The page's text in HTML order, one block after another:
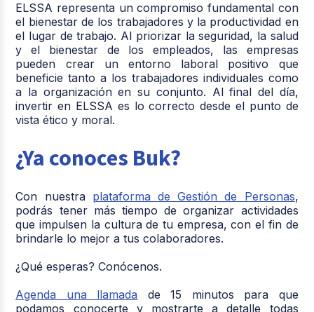
ELSSA representa un compromiso fundamental con
el bienestar de los trabajadores y la productividad en
el lugar de trabajo. Al priorizar la seguridad, la salud
y el bienestar de los empleados, las empresas
pueden crear un entorno laboral positivo que
beneficie tanto a los trabajadores individuales como
a la organización en su conjunto. Al final del día,
invertir en ELSSA es lo correcto desde el punto de
vista ético y moral.
¿Ya conoces Buk?
Con nuestra plataforma de Gestión de Personas,
podrás tener más tiempo de organizar actividades
que impulsen la cultura de tu empresa, con el fin de
brindarle lo mejor a tus colaboradores.
¿Qué esperas? Conócenos.
Agenda una llamada
de 15 minutos para que
podamos conocerte y mostrarte a detalle todas